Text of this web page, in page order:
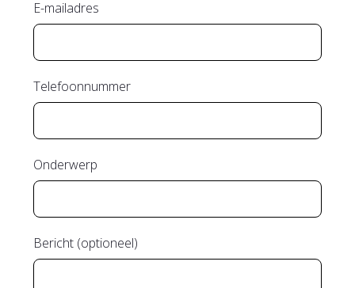
E-mailadres
Telefoonnummer
Onderwerp
Bericht (optioneel)